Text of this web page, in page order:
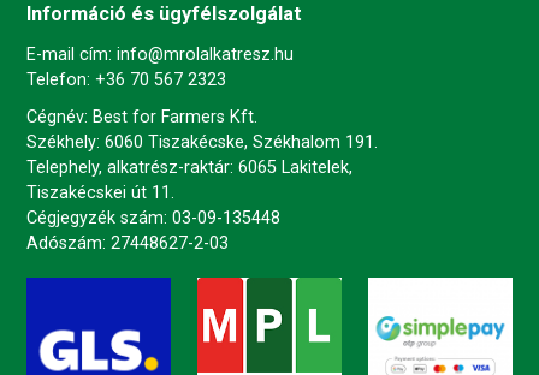
Információ és ügyfélszolgálat
E-mail cím: info@mrolalkatresz.hu
Telefon: +36 70 567 2323
Cégnév: Best for Farmers Kft.
Székhely: 6060 Tiszakécske, Székhalom 191.
Telephely, alkatrész-raktár: 6065 Lakitelek,
Tiszakécskei út 11.
Cégjegyzék szám: 03-09-135448
Adószám: 27448627-2-03